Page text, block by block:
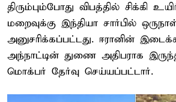
திரும்பும்போது விபத்தில் சிக்கி
மறைவுக்கு இந்தியா சார்பில்
அனுசரிக்கப்பட்டது. ஈரானின்
அந்நாட்டின் துணை அதிபராக
மொக்பர் தேர்வு செய்யப்பட்டார்.